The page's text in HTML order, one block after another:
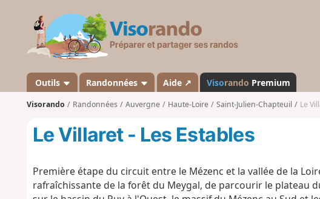
s
a
n
d
Outils Randonnées Aide ↗ Visorando Premium
Visorando Randonnées Auvergne Haute-Loire Saint-Julien-Chapteuil Le
Le Villaret - Les Estables
Première étape du circuit entre le Mézenc et la vallée de la
rafraîchissante de la forêt du Meygal, de parcourir le plateau